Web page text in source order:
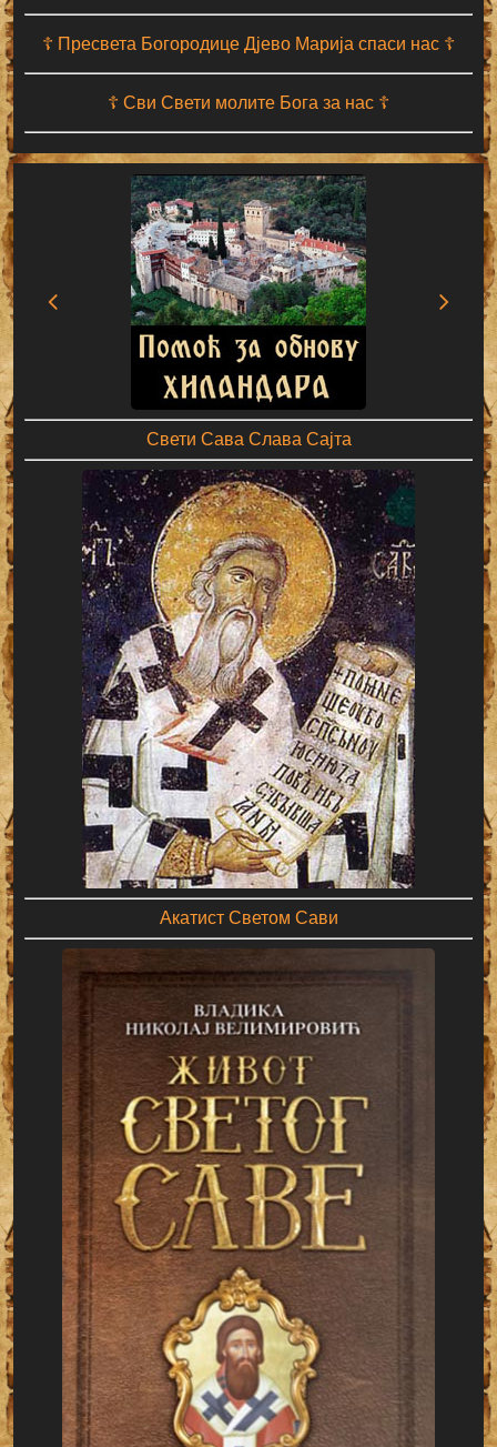
☦ Пресвета Богородице Дјево Марија спаси нас ☦
☦ Сви Свети молите Бога за нас ☦
Свети Сава Слава Сајта
Акатист Светом Сави